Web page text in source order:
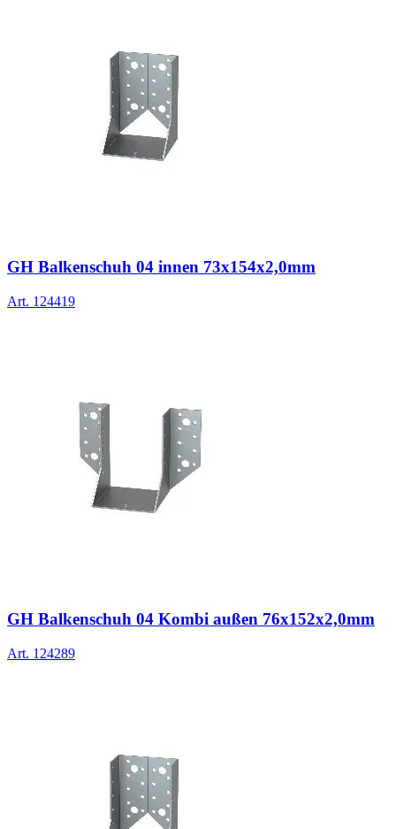
GH Balkenschuh 04 innen 73x154x2,0mm
Art. 124419
GH Balkenschuh 04 Kombi außen 76x152x2,0mm
Art. 124289